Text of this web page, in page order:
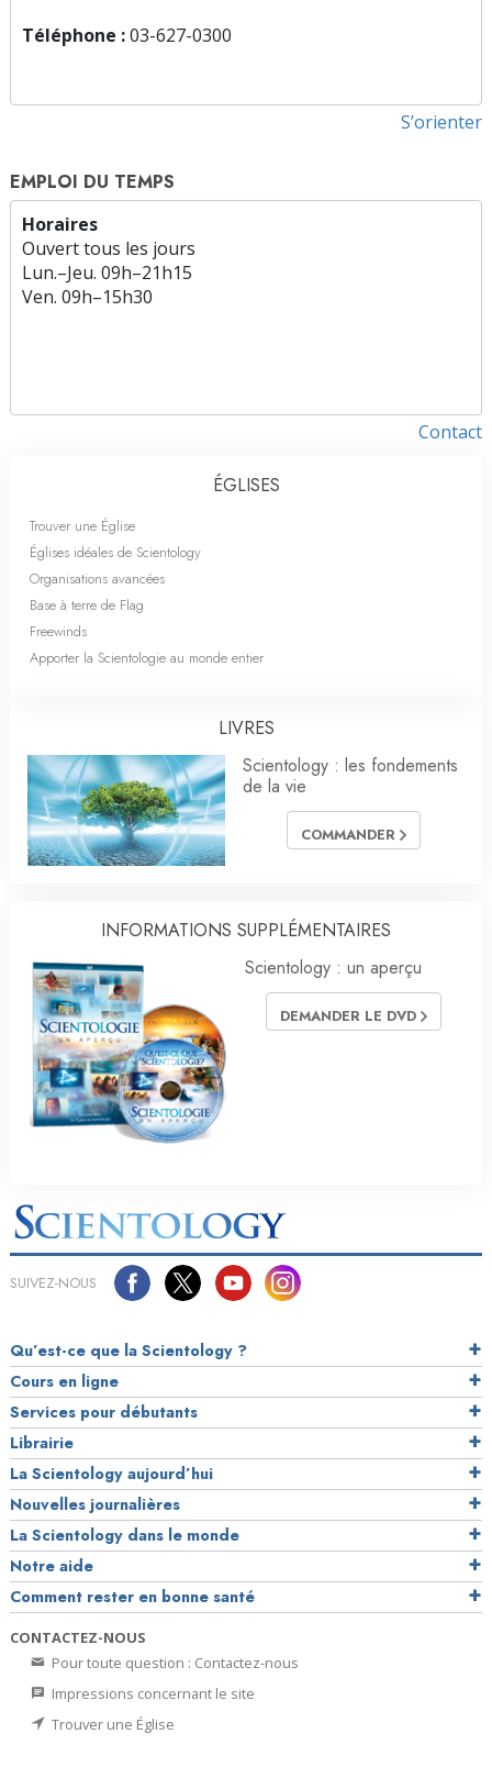
Téléphone :03-627-0300
S’orienter
EMPLOI DU TEMPS
Horaires
Ouvert tous les jours
Lun.–Jeu. 09h–21h15
Ven. 09h–15h30
Contact
ÉGLISES
Trouver une Église
Églises idéales de Scientology
Organisations avancées
Base à terre de Flag
Freewinds
Apporter la Scientologie au monde entier
LIVRES
Scientology : les fondements
de la vie
COMMANDER
INFORMATIONS SUPPLÉMENTAIRES
Scientology : un aperçu
DEMANDER LE DVD
SUIVEZ-NOUS
Qu’est-ce que la Scientology ?
Cours en ligne
Services pour débutants
Librairie
La Scientology aujourd’hui
Nouvelles journalières
La Scientology dans le monde
Notre aide
Comment rester en bonne santé
CONTACTEZ-NOUS
Pour toute question : Contactez-nous
Impressions concernant le site
Trouver une Église